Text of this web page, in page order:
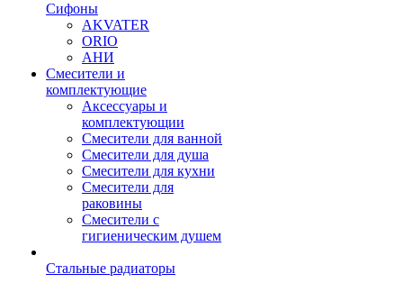
Сифоны
AKVATER
ORIO
АНИ
Смесители и
комплектующие
Аксессуары и
комплектующии
Смесители для ванной
Смесители для душа
Смесители для кухни
Смесители для
раковины
Смесители с
гигиеническим душем
Стальные радиаторы